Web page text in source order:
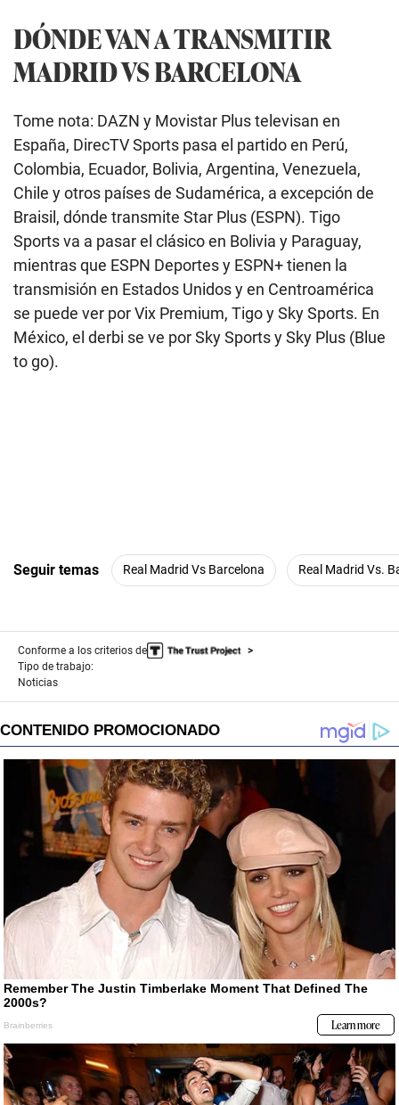
DÓNDE VAN A TRANSMITIR
MADRID VS BARCELONA
Tome nota: DAZN y Movistar Plus televisan en
España, DirecTV Sports pasa el partido en Perú,
Colombia, Ecuador, Bolivia, Argentina, Venezuela,
Chile y otros países de Sudamérica, a excepción de
Braisil, dónde transmite Star Plus (ESPN). Tigo
Sports va a pasar el clásico en Bolivia y Paraguay,
mientras que ESPN Deportes y ESPN+ tienen la
transmisión en Estados Unidos y en Centroamérica
se puede ver por Vix Premium, Tigo y Sky Sports. En
México, el derbi se ve por Sky Sports y Sky Plus (Blue
to go).
Seguir temas Real Madrid Vs Barcelona Real Madrid Vs.
Conforme a los criterios de
Tipo de trabajo:
Noticias